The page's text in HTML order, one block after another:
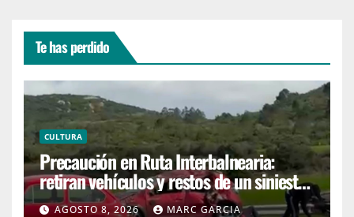
Te has perdido
CULTURA
Precaución en Ruta Interbalnearia:
retiran vehículos y restos de un siniestro
en el kilómetro 99
AGOSTO 8, 2026 MARC GARCIA